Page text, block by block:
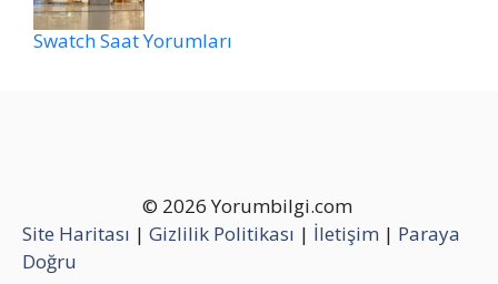
Swatch Saat Yorumları
© 2026 Yorumbilgi.com
Site Haritası | Gizlilik Politikası | İletişim | Paraya
Doğru